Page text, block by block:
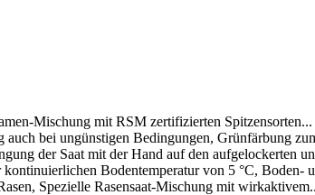
Mischung mit RSM zertifizierten Spitzensorten...
bei ungünstigen Bedingungen, Grünfärbung
der Saat mit der Hand auf den aufgelockerten
Bodentemperatur von 5 °C, Boden-
Spezielle Rasensaat-Mischung mit